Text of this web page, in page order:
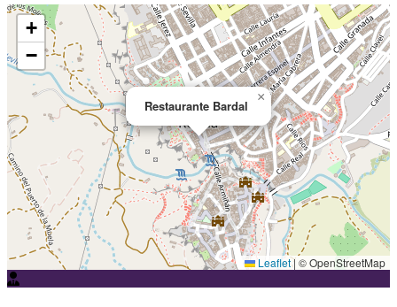
Restaurante Bardal
×
+
−
Leaflet|© OpenStreetMap